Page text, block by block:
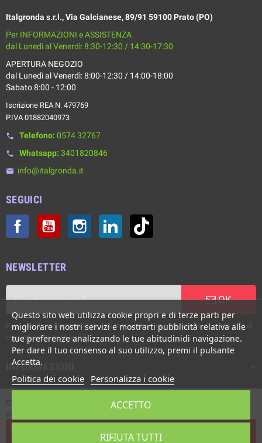
Italgronda s.r.l., Via Galcianese, 89/91 59100 Prato (PO)
Per INFORMAZIONI e ASSISTENZA
dal Lunedì al Venerdì: 8:30-12:30 / 14:30-17:30
APERTURA NEGOZIO
dal Lunedì al Venerdì: 8:00-12:30 / 14:00-18:00
Sabato 8:00 - 12:00
Iscrizione REA N. 479769
P.IVA 01882040973
phone Telefono: 0574 32767
phone Whatsapp: 3401820846
email info@italgronda.it
SEGUICI
Facebook YouTube Instagram LinkedIn
NEWSLETTER
OK
Puoi annullare l'iscrizione in ogni momento. A questo scopo, cerca le info di
contatto nelle note legali.
INFORMAZIONI
Questo sito web utilizza cookie propri e di terze parti per
migliorare i nostri servizi e mostrarti pubblicità relativa alle
tue preferenze analizzando le tue abitudinidi navigazione.
Per dare il tuo consenso al suo utilizzo, premi il pulsante
Accetta.
Politica dei cookie Personalizza i cookie
RIFIUTA TUTTI
ACCETTO
Copyright © Italgronda s.r.l. 2002/2026. Tutti i diritti sono riservati. E'
Powered by Giotto s.r.l.